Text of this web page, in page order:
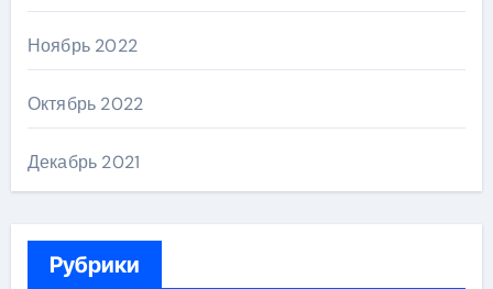
Ноябрь 2022
Октябрь 2022
Декабрь 2021
Рубрики